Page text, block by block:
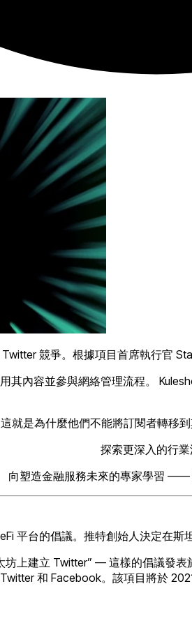
競爭。根據項目首席執行官
內容並參與網絡管理流程。
是為什麼他們不能將訂閱者轉移到
探索更深入的行業
向塑造金融服務未來的專家學習 ——
平台的倡議。推特創始人決定在斯
上建立 Twitter” — 這樣的倡議發
和 Facebook。該項目將於 2021